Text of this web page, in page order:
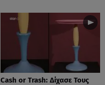
Cash or Trash: Δίχασε Τους